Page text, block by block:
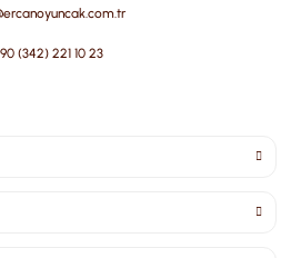
(342) 221 10 23